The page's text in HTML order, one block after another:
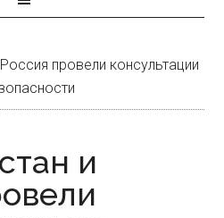
провели консультации
и